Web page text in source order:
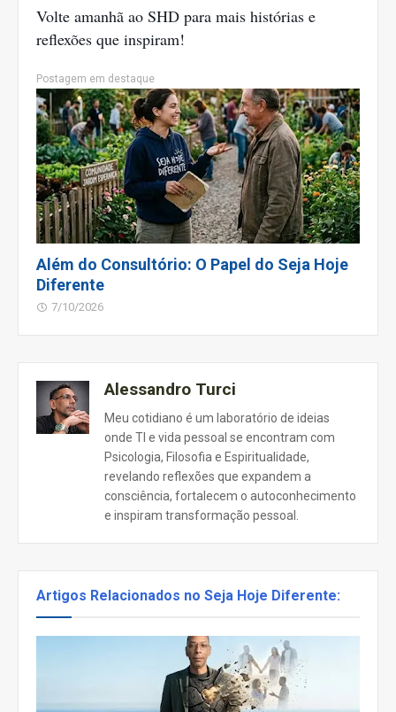
Volte amanhã ao SHD para mais histórias e
reflexões que inspiram!
Postagem em destaque
Além do Consultório: O Papel do Seja Hoje
Diferente
7/10/2026
Alessandro Turci
Meu cotidiano é um laboratório de ideias
onde TI e vida pessoal se encontram com
Psicologia, Filosofia e Espiritualidade,
revelando reflexões que expandem a
consciência, fortalecem o autoconhecimento
e inspiram transformação pessoal.
Artigos Relacionados no Seja Hoje Diferente: